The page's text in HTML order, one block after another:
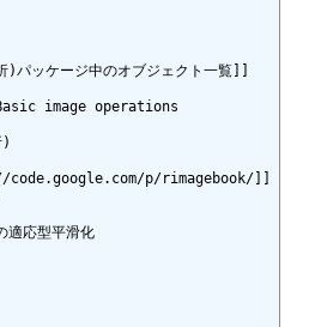
ッケージ中のオブジェクト一覧]]
image operations
)
p/rimagebook/]]
適応型平滑化